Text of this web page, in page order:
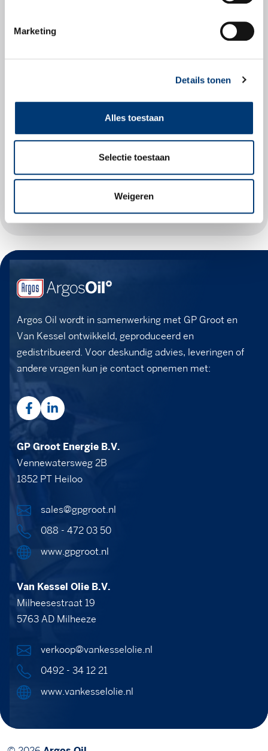
Marketing
Details tonen
Alles toestaan
Selectie toestaan
Weigeren
product geschikt is
Argos Oil wordt in samenwerking met GP Groot en
Van Kessel ontwikkeld, geproduceerd en
gedistribueerd. Voor deskundig advies, leveringen of
andere vragen kun je contact opnemen met:
GP Groot Energie B.V.
Vennewatersweg 2B
1852 PT Heiloo
sales@gpgroot.nl
088 - 472 03 50
www.gpgroot.nl
Van Kessel Olie B.V.
Milheesestraat 19
5763 AD Milheeze
verkoop@vankesselolie.nl
0492 - 34 12 21
www.vankesselolie.nl